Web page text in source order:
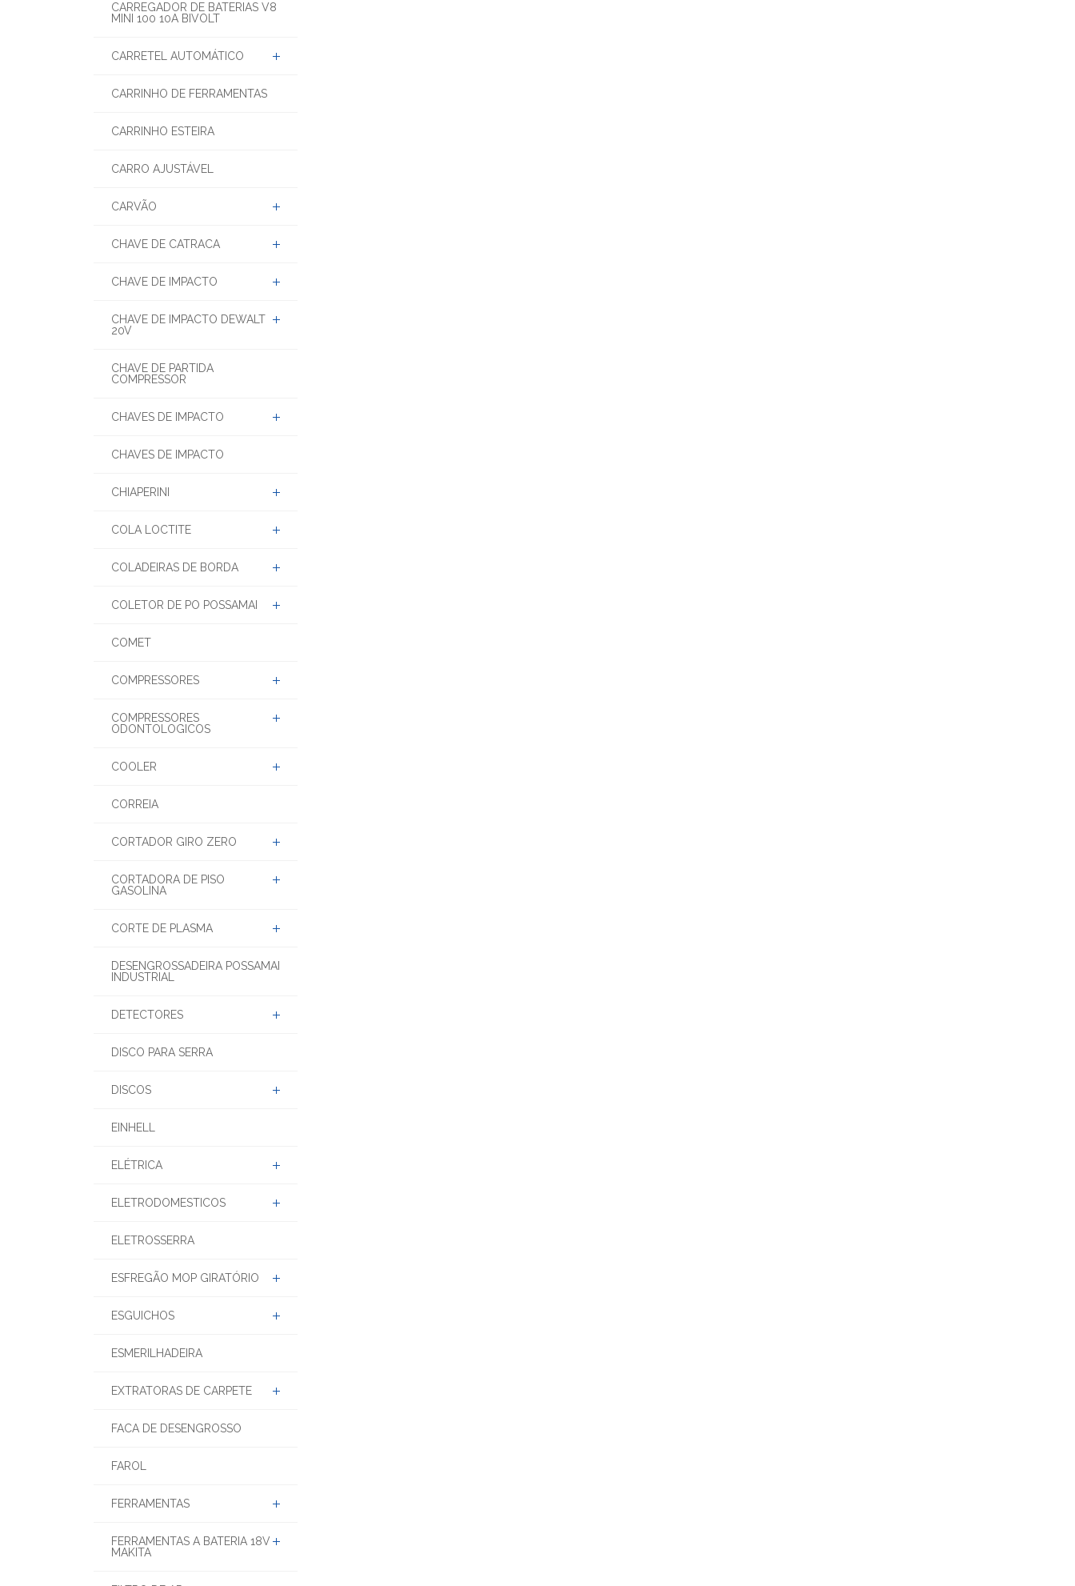
CARREGADOR DE BATERIAS V8
MINI 100 10A BIVOLT
CARRETEL AUTOMÁTICO
CARRINHO DE FERRAMENTAS
CARRINHO ESTEIRA
CARRO AJUSTÁVEL
CARVÃO
CHAVE DE CATRACA
CHAVE DE IMPACTO
CHAVE DE IMPACTO DEWALT
20V
CHAVE DE PARTIDA
COMPRESSOR
CHAVES DE IMPACTO
CHAVES DE IMPACTO
CHIAPERINI
COLA LOCTITE
COLADEIRAS DE BORDA
COLETOR DE PO POSSAMAI
COMET
COMPRESSORES
COMPRESSORES
ODONTOLOGICOS
COOLER
CORREIA
CORTADOR GIRO ZERO
CORTADORA DE PISO
GASOLINA
CORTE DE PLASMA
DESENGROSSADEIRA POSSAMAI
INDUSTRIAL
DETECTORES
DISCO PARA SERRA
DISCOS
EINHELL
ELÉTRICA
ELETRODOMESTICOS
ELETROSSERRA
ESFREGÃO MOP GIRATÓRIO
ESGUICHOS
ESMERILHADEIRA
EXTRATORAS DE CARPETE
FACA DE DESENGROSSO
FAROL
FERRAMENTAS
FERRAMENTAS A BATERIA 18V
MAKITA